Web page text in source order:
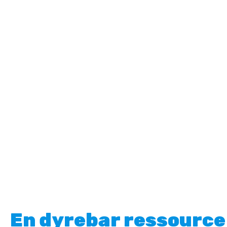
En dyrebar